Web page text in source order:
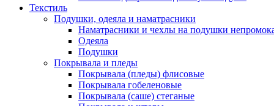
Текстиль
Подушки, одеяла и наматрасники
Наматрасники и чехлы на подушки
Одеяла
Подушки
Покрывала и пледы
Покрывала (пледы) флисовые
Покрывала гобеленовые
Покрывала (саше) стеганые